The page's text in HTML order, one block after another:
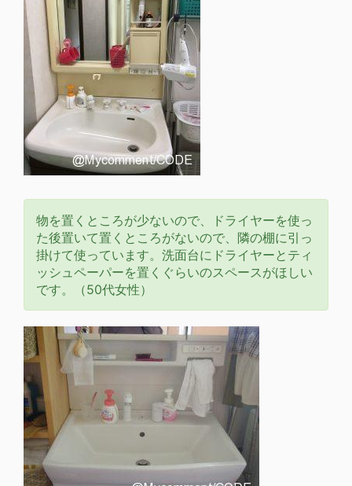
物を置くところが少ないので、ドライヤーを使っ
た後置いて置くところがないので、隣の棚に引っ
掛けて使っています。洗面台にドライヤーとティ
ッシュペーパーを置くぐらいのスペースがほしい
です。（50代女性）